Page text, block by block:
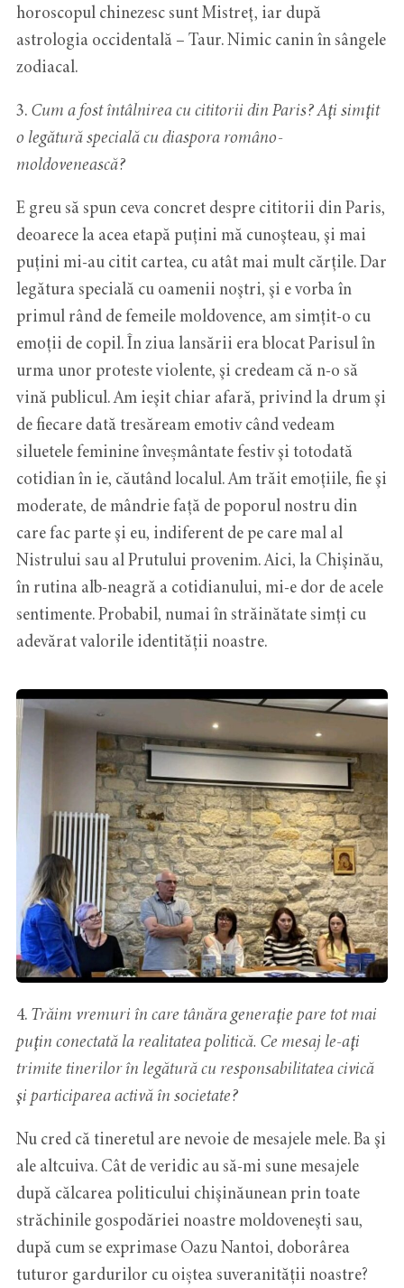
horoscopul chinezesc sunt Mistreţ, iar după
astrologia occidentală – Taur. Nimic canin în sângele
zodiacal.
3.Cum a fost întâlnirea cu cititorii din Paris? Aţi simţit
o legătură specială cu diaspora româno-
moldovenească?
E greu să spun ceva concret despre cititorii din Paris,
deoarece la acea etapă puţini mă cunoşteau, şi mai
puţini mi-au citit cartea, cu atât mai mult cărţile. Dar
legătura specială cu oamenii noştri, şi e vorba în
primul rând de femeile moldovence, am simţit-o cu
emoţii de copil. În ziua lansării era blocat Parisul în
urma unor proteste violente, şi credeam că n-o să
vină publicul. Am ieşit chiar afară, privind la drum şi
de fiecare dată tresăream emotiv când vedeam
siluetele feminine înveșmântate festiv şi totodată
cotidian în ie, căutând localul. Am trăit emoţiile, fie şi
moderate, de mândrie faţă de poporul nostru din
care fac parte şi eu, indiferent de pe care mal al
Nistrului sau al Prutului provenim. Aici, la Chişinău,
în rutina alb-neagră a cotidianului, mi-e dor de acele
sentimente. Probabil, numai în străinătate simţi cu
adevărat valorile identității noastre.
4.Trăim vremuri în care tânăra generaţie pare tot mai
puţin conectată la realitatea politică. Ce mesaj le-aţi
trimite tinerilor în legătură cu responsabilitatea civică
şi participarea activă în societate?
Nu cred că tineretul are nevoie de mesajele mele. Ba şi
ale altcuiva. Cât de veridic au să-mi sune mesajele
după călcarea politicului chişinăunean prin toate
străchinile gospodăriei noastre moldoveneşti sau,
după cum se exprimase Oazu Nantoi, doborârea
tuturor gardurilor cu oiștea suveranității noastre?